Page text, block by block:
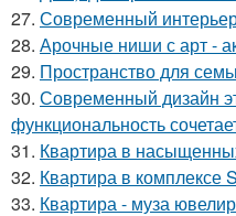
27. Современный
28. Арочные ниши с арт -
29. Пространство для
30. Современный дизайн
функциональность
31. Квартира в
32. Квартира в комплексе
33. Квартира - муза